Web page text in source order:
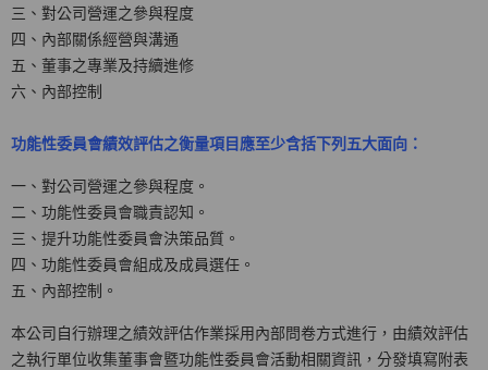
三、對公司營運之參與程度
四、內部關係經營與溝通
五、董事之專業及持續進修
六、內部控制
功能性委員會績效評估之衡量項目應至少含括下列五大面向：
一、對公司營運之參與程度。
二、功能性委員會職責認知。
三、提升功能性委員會決策品質。
四、功能性委員會組成及成員選任。
五、內部控制。
本公司自行辦理之績效評估作業採用內部問卷方式進行，由績效評估
之執行單位收集董事會暨功能性委員會活動相關資訊，分發填寫附表